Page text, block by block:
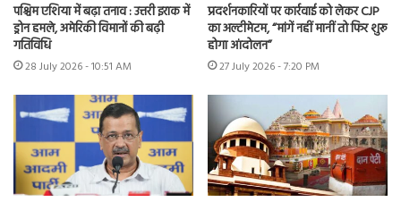
पश्चिम एशिया में बढ़ा तनाव : उत्तरी इराक में
ड्रोन हमले, अमेरिकी विमानों की बढ़ी
गतिविधि
28 July 2026 - 10:51 AM
प्रदर्शनकारियों पर कार्रवाई को लेकर CJP
का अल्टीमेटम, “मांगें नहीं मानीं तो फिर शुरू
होगा आंदोलन”
27 July 2026 - 7:20 PM